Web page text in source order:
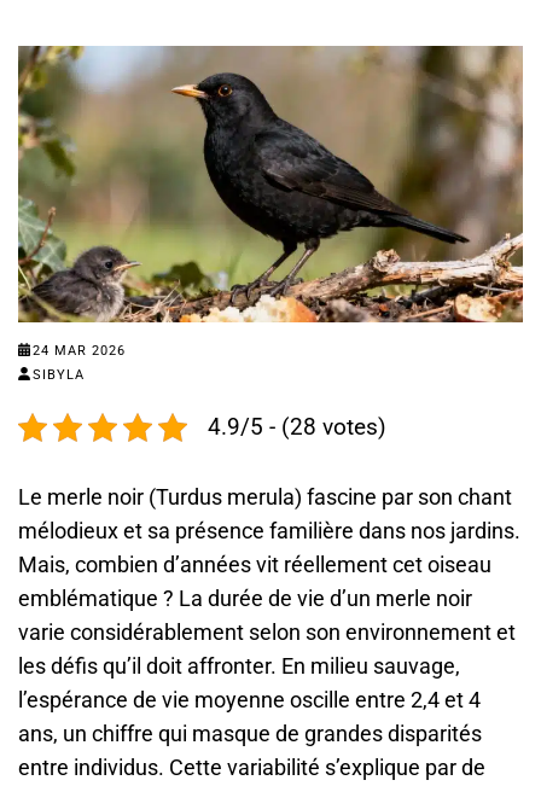
24 MAR 2026
SIBYLA
4.9/5 - (28 votes)
Le merle noir (Turdus merula) fascine par son chant
mélodieux et sa présence familière dans nos jardins.
Mais, combien d’années vit réellement cet oiseau
emblématique ? La durée de vie d’un merle noir
varie considérablement selon son environnement et
les défis qu’il doit affronter. En milieu sauvage,
l’espérance de vie moyenne oscille entre 2,4 et 4
ans, un chiffre qui masque de grandes disparités
entre individus. Cette variabilité s’explique par de